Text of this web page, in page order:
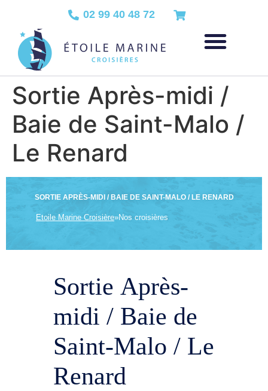
02 99 40 48 72
Sortie Après-midi /
Baie de Saint-Malo /
Le Renard
SORTIE APRÈS-MIDI / BAIE DE SAINT-MALO / LE RENARD
Etoile Marine Croisière»Nos croisières
Sortie Après-
midi / Baie de
Saint-Malo / Le
Renard